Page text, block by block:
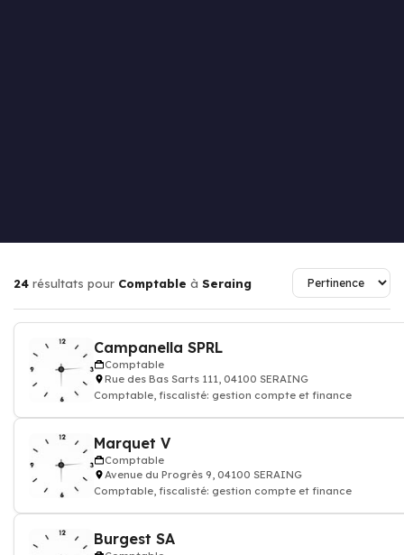
24 résultats pour Comptable à Seraing
Campanella SPRL
Comptable
Rue des Bas Sarts 111, 04100 SERAING
Comptable, fiscalisté: gestion compte et finance
Marquet V
Comptable
Avenue du Progrès 9, 04100 SERAING
Comptable, fiscalisté: gestion compte et finance
Burgest SA